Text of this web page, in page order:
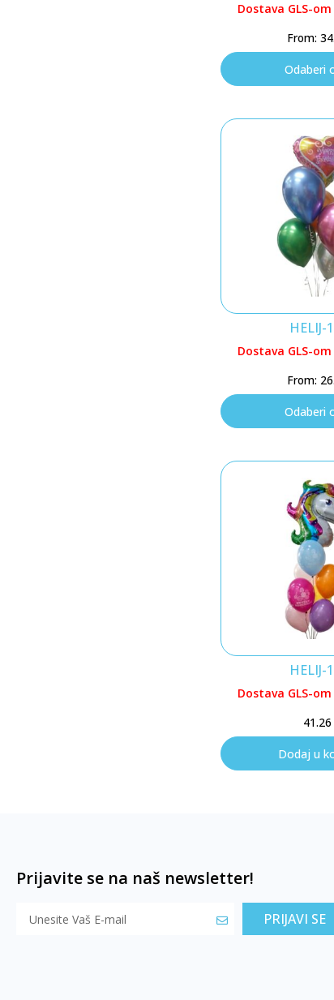
Dostava GLS-
From:
Odaberi
HELIJ-
Dostava GLS-
From:
Odaberi
HELIJ-
Dostava GLS-
Dodaj u
Prijavite se na naš newsletter!
PRIJAVI SE